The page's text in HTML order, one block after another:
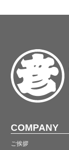
COMPANY
ご挨拶